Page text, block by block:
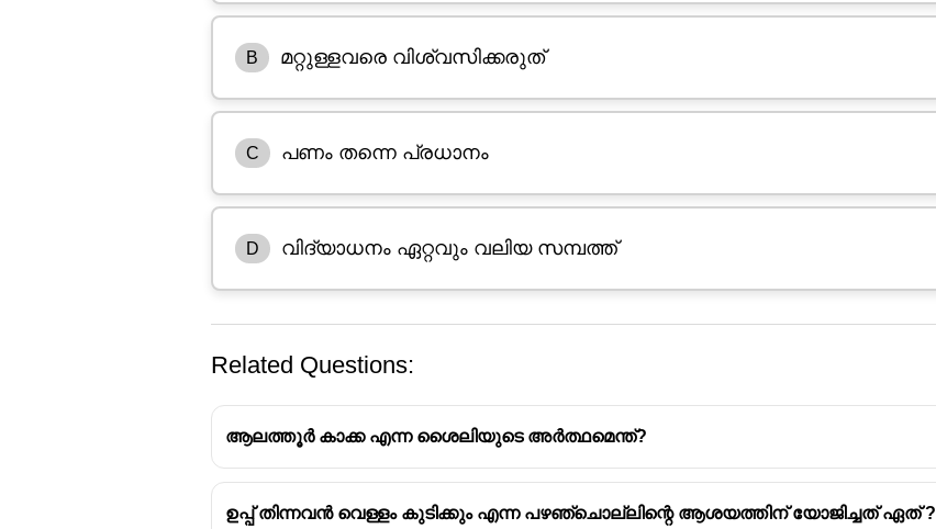
B മറ്റുള്ളവരെ വിശ്വസിക്കരുത്
C പണം തന്നെ പ്രധാനം
D വിദ്യാധനം ഏറ്റവും വലിയ സമ്പത്ത്
Related Questions:
ആലത്തൂർ കാക്ക എന്ന ശൈലിയുടെ അർത്ഥമെന്ത്?
ഉപ്പ് തിന്നവൻ വെള്ളം കുടിക്കും എന്ന പഴഞ്ചൊല്ലിന്റെ ആശയത്തിന് യോജിച്ചത് ഏത് ?